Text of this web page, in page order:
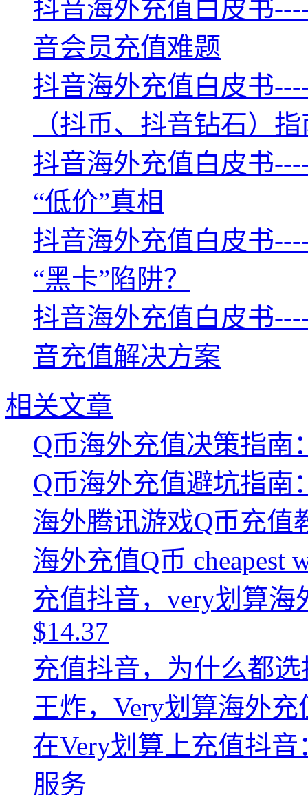
抖音海外充值白皮书
音会员充值难题
抖音海外充值白皮书
（抖币、抖音钻石）
抖音海外充值白皮书
“低价”真相
抖音海外充值白皮书
“黑卡”陷阱？
抖音海外充值白皮书
音充值解决方案
相关文章
Q币海外充值决策指南
Q币海外充值避坑指南
海外腾讯游戏Q币充值
海外充值Q币 cheapest
充值抖音，very划算
$14.37
充值抖音，为什么都
王炸，Very划算海外
在Very划算上充值抖
服务